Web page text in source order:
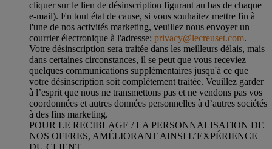
cliquer sur le lien de désinscription figurant au bas de chaque
e-mail). En tout état de cause, si vous souhaitez mettre fin à
l'une de nos activités marketing, veuillez nous envoyer un
courrier électronique à l'adresse: privacy@lecreuset.com.
Votre désinscription sera traitée dans les meilleurs délais, mais
dans certaines circonstances, il se peut que vous receviez
quelques communications supplémentaires jusqu'à ce que
votre désinscription soit complètement traitée. Veuillez garder
à l’esprit que nous ne transmettons pas et ne vendons pas vos
coordonnées et autres données personnelles à d’autres sociétés
à des fins marketing.
POUR LE RECIBLAGE / LA PERSONNALISATION DE
NOS OFFRES, AMÉLIORANT AINSI L’EXPÉRIENCE
DU CLIENT.